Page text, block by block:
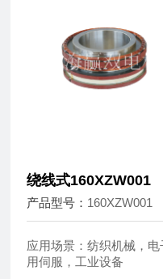
绕线式160XZW001
产品型号： 160XZW001
应用场景：纺织机械，
用伺服，工业设备